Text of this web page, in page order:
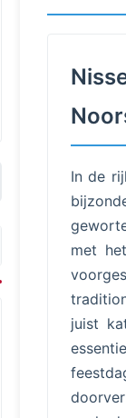
In de
met
juist